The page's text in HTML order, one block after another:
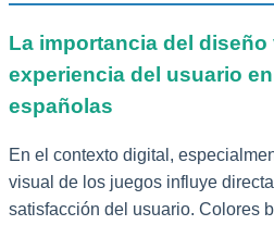
La importancia del diseño
experiencia del usuario
españolas
En el contexto digital,
visual de los juegos influye
satisfacción del usuario. Colores